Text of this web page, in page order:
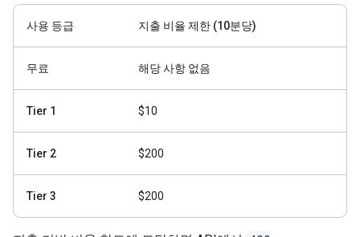
사용 등급 지출 비율 제한 (10분당)
무료 해당 사항 없음
Tier 1 $10
Tier 2 $200
Tier 3 $200